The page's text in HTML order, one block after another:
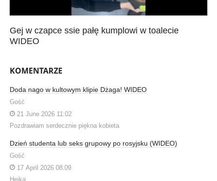
Gej w czapce ssie pałę kumplowi w toalecie
WIDEO
KOMENTARZE
Doda nago w kultowym klipie Dżaga! WIDEO
Gość
21 June 2026 11:02
Pozdrawiam serdecznie piękna kobieta
Dzień studenta lub seks grupowy po rosyjsku (WIDEO)
Gość
17 April 2026 08:09
Hejka